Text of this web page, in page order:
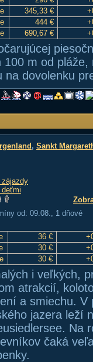
345,33 €
444 €
690,67 €
100 m od
na dovolenku
, Sankt
zájazdy
deťmi
od: 09.08., 1 dňové
36 €
30 €
30 €
i veľkých,
atrakcií,
a smiechu.
jazera leží
Na
čaká